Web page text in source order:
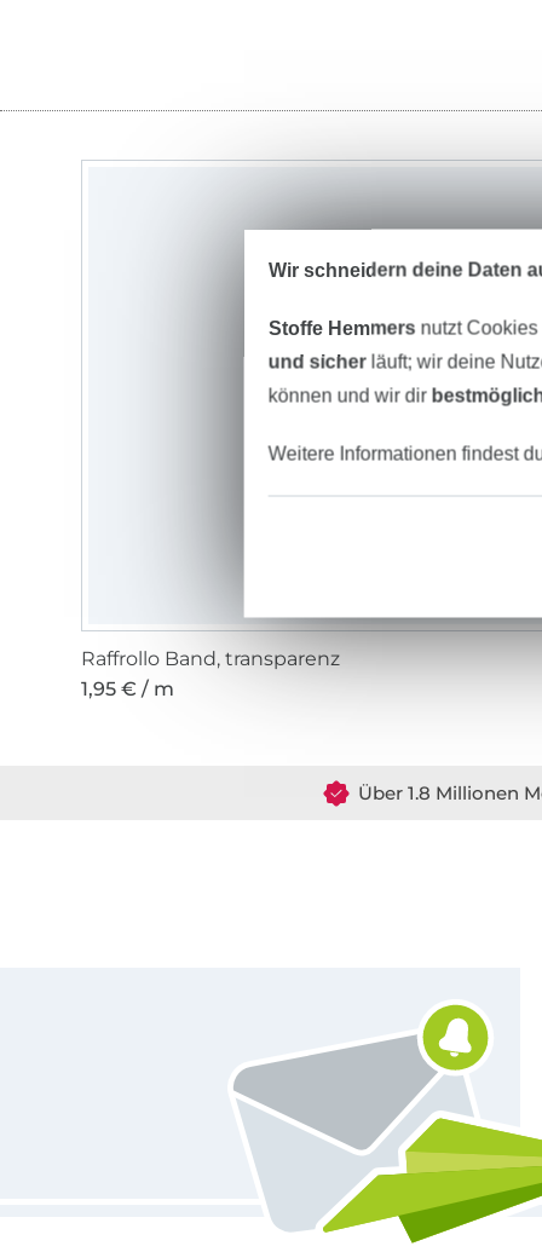
Raffrollo Band, transparenz
1,95 € / m
Über 1.8 Millionen
Wir schneidern deine Daten
Stoffe Hemmers nutzt
und sicherläuft; wir deine
können und wir dir
Weitere Informationen findest